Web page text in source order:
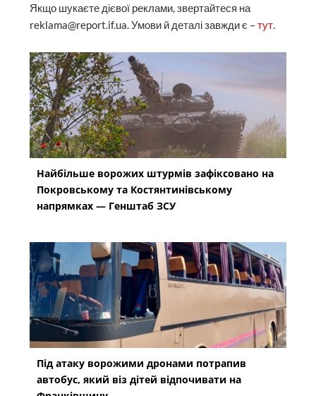
Якщо шукаєте дієвої реклами, звертайтеся на
reklama@report.if.ua. Умови й деталі завжди є –тут.
Найбільше ворожих штурмів зафіксовано на
Покровському та Костянтинівському
напрямках — Генштаб ЗСУ
Під атаку ворожими дронами потрапив
автобус, який віз дітей відпочивати на